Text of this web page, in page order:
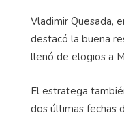
Vladimir Quesada,
destacó la buena
llenó de elogios a
El estratega
dos últimas fechas